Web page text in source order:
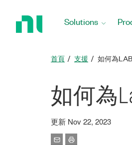
Solutions
首頁 支援 如何為
如何為
更新 Nov 22, 2023